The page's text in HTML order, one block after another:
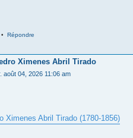
• Répondre
Ximenes Abril Tirado
août 04, 2026 11:06 am
Ximenes Abril Tirado (1780-1856)